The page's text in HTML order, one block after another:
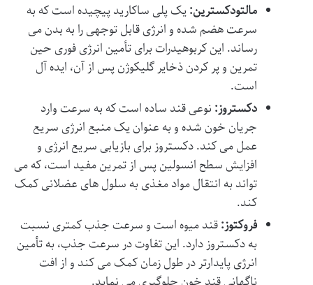
مالتودکسترین:یک پلی ساکارید پیچیده است که به
سرعت هضم شده و انرژی قابل توجهی را به بدن می
رساند. این کربوهیدرات برای تأمین انرژی فوری حین
تمرین و پر کردن ذخایر گلیکوژن پس از آن، ایده آل
است.
دکستروز: نوعی قند ساده است که به سرعت وارد
جریان خون شده و به عنوان یک منبع انرژی سریع
عمل می کند. دکستروز برای بازیابی سریع انرژی و
افزایش سطح انسولین پس از تمرین مفید است، که می
تواند به انتقال مواد مغذی به سلول های عضلانی کمک
کند.
فروکتوز:قند میوه است و سرعت جذب کمتری نسبت
به دکستروز دارد. این تفاوت در سرعت جذب، به تأمین
انرژی پایدارتر در طول زمان کمک می کند و از افت